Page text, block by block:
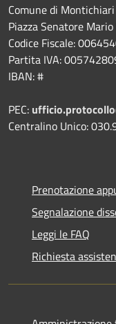
Comune di Montichiari
Piazza Senatore
Codice Fiscale:
Partita IVA:
IBAN: #
PEC:
Centralino Unico:
Prenotazione
Segnalazione
Leggi le FAQ
Richiesta